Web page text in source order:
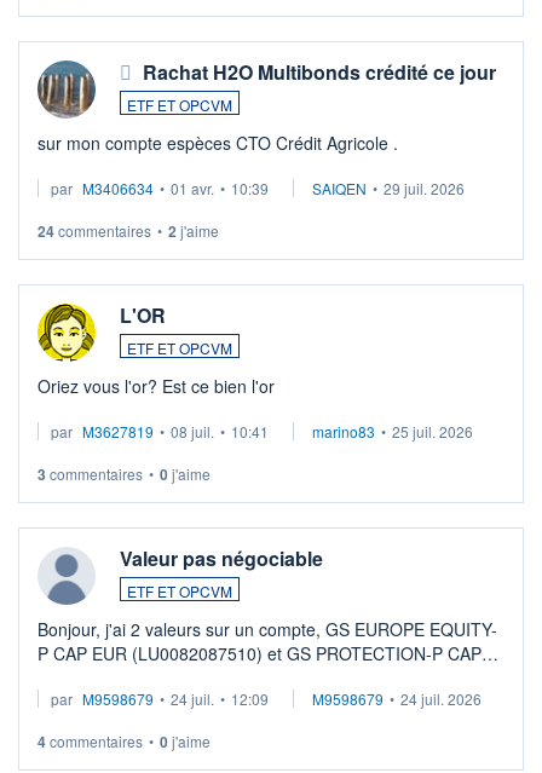
Rachat H2O Multibonds crédité ce jour
ETF ET OPCVM
sur mon compte espèces CTO Crédit Agricole .
par M3406634 • 01 avr. • 10:39 SAIQEN • 29 juil. 2026
24commentaires • 2 j'aime
L'OR
ETF ET OPCVM
Oriez vous l'or? Est ce bien l'or
par M3627819 • 08 juil. • 10:41 marino83 • 25 juil. 2026
3 commentaires • 0j'aime
Valeur pas négociable
ETF ET OPCVM
Bonjour, j'ai 2 valeurs sur un compte, GS EUROPE EQUITY-
P CAP EUR (LU0082087510) et GS PROTECTION-P CAP
veux procéder à la vente, on me signale ...
par M9598679 • 24 juil. • 12:09 M9598679 • 24 juil. 2026
4commentaires • 0j'aime